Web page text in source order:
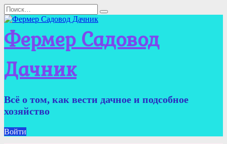
Перейти
к
содержанию
Search
for:
Фермер Садовод
Дачник
Всё о том, как вести дачное и подсобное
хозяйство
Войти